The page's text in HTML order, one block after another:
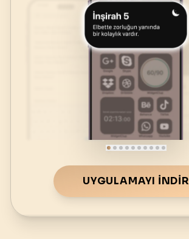
UYGULAMAYI İNDIR